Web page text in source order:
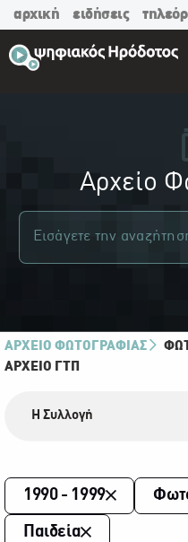
αρχική ειδήσεις
Αρχείο
ΑΡΧΕΙΟ ΦΩΤΟΓΡΑΦΙΑΣ
ΑΡΧΕΊΟ ΓΤΠ
Η Συλλογή
1990 - 1999
Παιδεία